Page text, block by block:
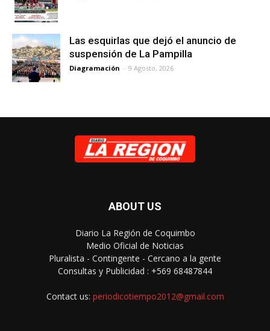
Las esquirlas que dejó el anuncio de
suspensión de La Pampilla
Diagramación - 9 Agosto, 2026
ABOUT US
Diario La Región de Coquimbo
Medio Oficial de Noticias
Pluralista - Contingente - Cercano a la gente
Consultas y Publicidad : +569 68487844
Contact us: periodicotiempo2012@gmail.com